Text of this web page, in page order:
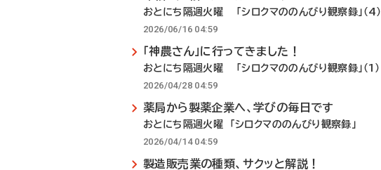
おとにち隔週火曜 「シロクマののんびり観察録」（4）
2026/06/16 04:59
「神農さん」に行ってきました！
おとにち隔週火曜 「シロクマののんびり観察録」（1）
2026/04/28 04:59
薬局から製薬企業へ、学びの毎日です
おとにち隔週火曜 「シロクマののんびり観察録」
2026/04/14 04:59
製造販売業の種類、サクッと解説！